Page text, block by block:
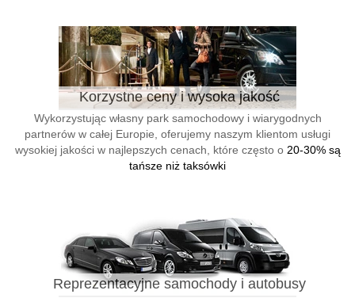
Korzystne ceny i wysoka jakość
Wykorzystując własny park samochodowy i wiarygodnych
partnerów w całej Europie, oferujemy naszym klientom usługi
wysokiej jakości w najlepszych cenach, które często o 20-30% są
tańsze niż taksówki
Reprezentacyjne samochody i autobusy